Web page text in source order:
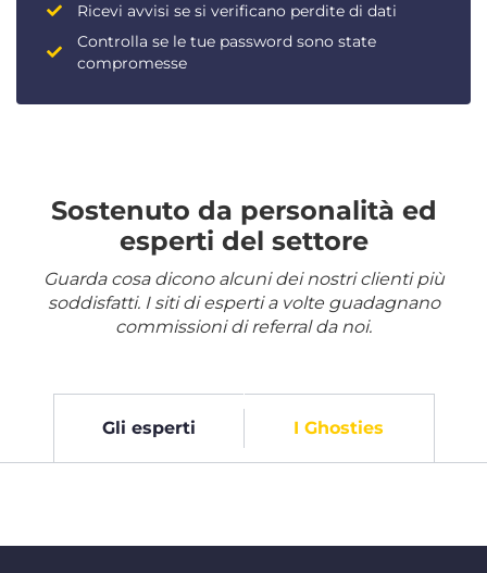
Ricevi avvisi se si verificano perdite di dati
Controlla se le tue password sono state
compromesse
Sostenuto da personalità ed
esperti del settore
Guarda cosa dicono alcuni dei nostri clienti più
soddisfatti. I siti di esperti a volte guadagnano
commissioni di referral da noi.
Gli esperti I Ghosties